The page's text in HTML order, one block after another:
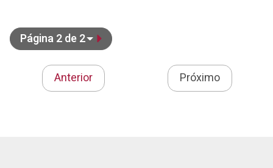
Página 2 de 2
Anterior Próximo